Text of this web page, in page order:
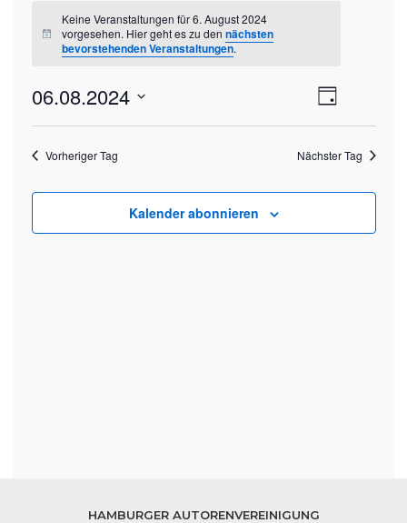
August
Hinweis
Keine Veranstaltungen für 6. August 2024
vorgesehen. Hier geht es zu dennächsten
bevorstehenden Veranstaltungen.
Tag
06.08.2024
Vorheriger Tag
Nächster Tag
Kalender abonnieren
HAMBURGER AUTORENVEREINIGUNG